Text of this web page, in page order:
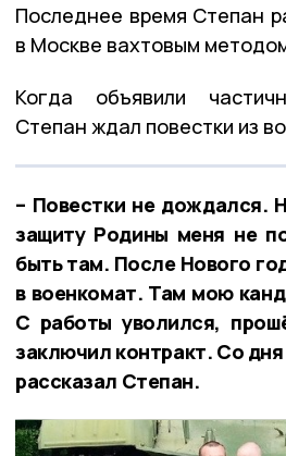
Последнее время Степан
в Москве вахтовым
Когда объявили
Степан ждал повестки из
– Повестки не дождался.
защиту Родины меня не
быть там. После Нового
в военкомат. Там мою
С работы уволился,
заключил контракт. Со
рассказал Степан.